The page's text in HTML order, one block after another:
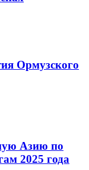
Ормузского
Азию по
2025 года